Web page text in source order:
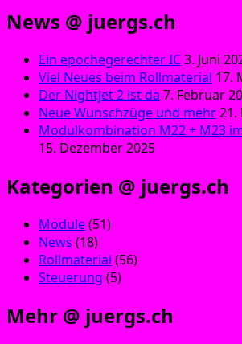
News @ juergs.ch
Ein epochegerechter IC3. Juni
Viel Neues beim Rollmaterial 17.
Der Nightjet 2 ist da 7. Februar
Neue Wunschzüge und mehr21.
Modulkombination M22 + M23
15. Dezember 2025
Kategorien @ juergs.ch
Module(51)
News (18)
Rollmaterial (56)
Steuerung (5)
Mehr @ juergs.ch